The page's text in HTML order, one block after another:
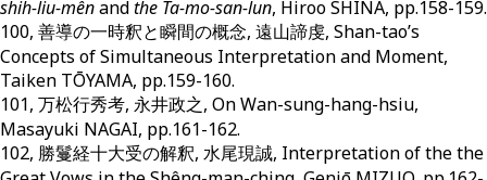
shih-liu-mênandthe Ta-mo-san-lun, Hiroo SHINA, pp.158-159.
100, 善導の一時釈と瞬間の概念, 遠山諦虔, Shan-tao’s
Concepts of Simultaneous Interpretation and Moment,
Taiken TŌYAMA, pp.159-160.
101, 万松行秀考, 永井政之, On Wan-sung-hang-hsiu,
Masayuki NAGAI, pp.161-162.
102, 勝鬘経十大受の解釈, 水尾現誠, Interpretation of the the